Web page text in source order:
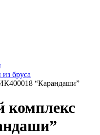
бруса
“Карандаши”
комплекс